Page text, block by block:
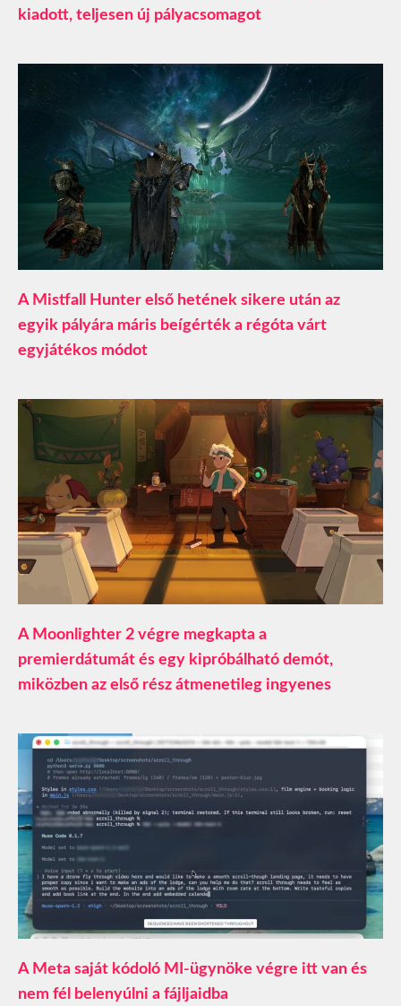
kiadott, teljesen új pályacsomagot
A Mistfall Hunter első hetének sikere után az
egyik pályára máris beígérték a régóta várt
egyjátékos módot
A Moonlighter 2 végre megkapta a
premierdátumát és egy kipróbálható demót,
miközben az első rész átmenetileg ingyenes
A Meta saját kódoló MI-ügynöke végre itt van és
nem fél belenyúlni a fájljaidba